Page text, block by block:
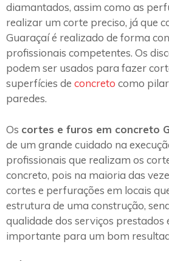
diamantados, assim como as
realizar um corte preciso, já que
Guaraçaí é realizado de forma
profissionais competentes. Os
podem ser usados para fazer
superfícies de concreto como
paredes.
Os cortes e furos em concreto
de um grande cuidado na
profissionais que realizam os
concreto, pois na maioria das
cortes e perfurações em locais
estrutura de uma construção,
qualidade dos serviços prestados
importante para um bom